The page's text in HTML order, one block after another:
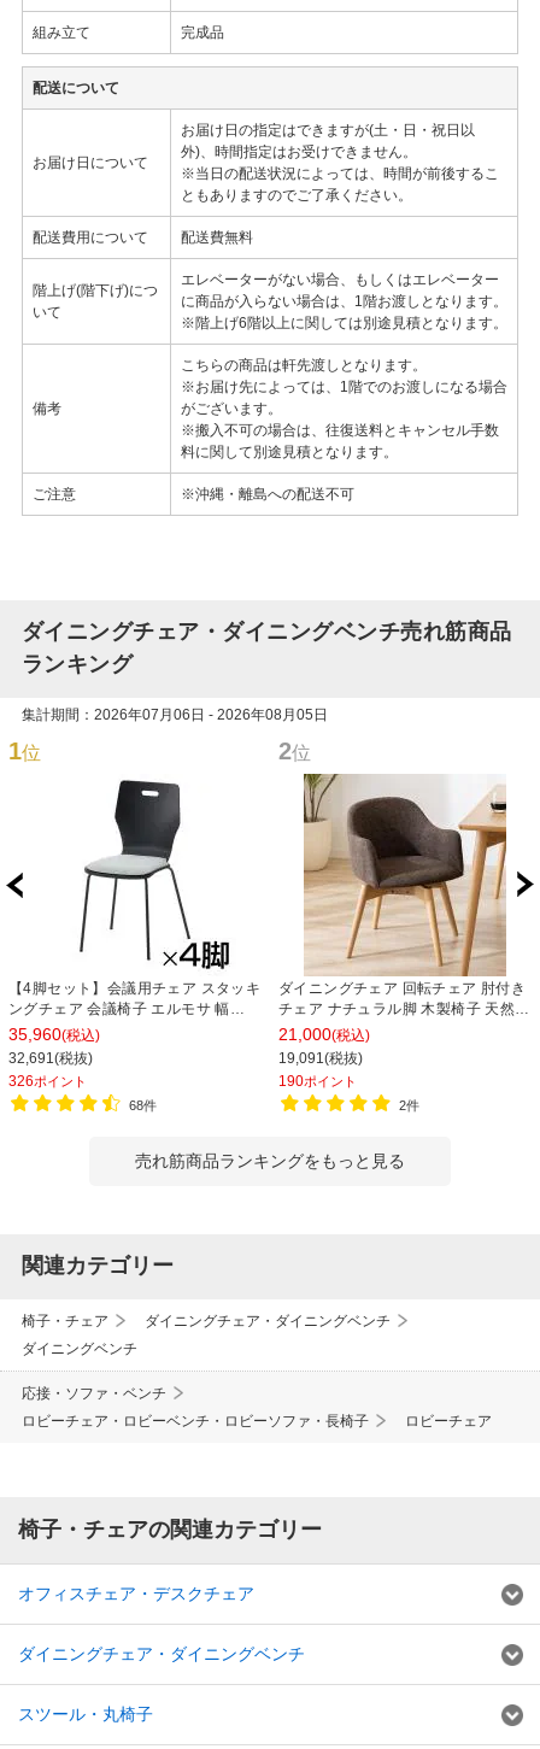
組み立て 完成品
配送について
お届け日について
お届け日の指定はできますが(土・日・祝日以
外)、時間指定はお受けできません。
※当日の配送状況によっては、時間が前後するこ
ともありますのでご了承ください。
配送費用について 配送費無料
階上げ(階下げ)につ
いて
エレベーターがない場合、もしくはエレベーター
に商品が入らない場合は、1階お渡しとなります。
※階上げ6階以上に関しては別途見積となります。
備考
こちらの商品は軒先渡しとなります。
※お届け先によっては、1階でのお渡しになる場合
がございます。
※搬入不可の場合は、往復送料とキャンセル手数
料に関して別途見積となります。
ご注意 ※沖縄・離島への配送不可
ダイニングチェア・ダイニングベンチ売れ筋商品
ランキング
集計期間：2026年07月06日 - 2026年08月05日
1位
【4脚セット】会議用チェア スタッキ
ングチェア 会議椅子 エルモサ 幅
500×奥行510×高さ845mm
35,960(税込)
32,691(税抜)
326ポイント
68件
2位
ダイニングチェア 回転チェア 肘付き
チェア ナチュラル脚 木製椅子 天然木
ソフトレザー ファブリック カラフル
食卓椅子 おしゃれ 北欧風 ナチュラル
幅500×奥行550×高さ730mm
21,000(税込)
19,091(税抜)
190ポイント
2件
売れ筋商品ランキングをもっと見る
関連カテゴリー
椅子・チェア
ダイニングチェア・ダイニングベンチ
ダイニングベンチ
応接・ソファ・ベンチ
ロビーチェア・ロビーベンチ・ロビーソファ・長椅子
ロビーチェア
椅子・チェアの関連カテゴリー
オフィスチェア・デスクチェア
ダイニングチェア・ダイニングベンチ
スツール・丸椅子